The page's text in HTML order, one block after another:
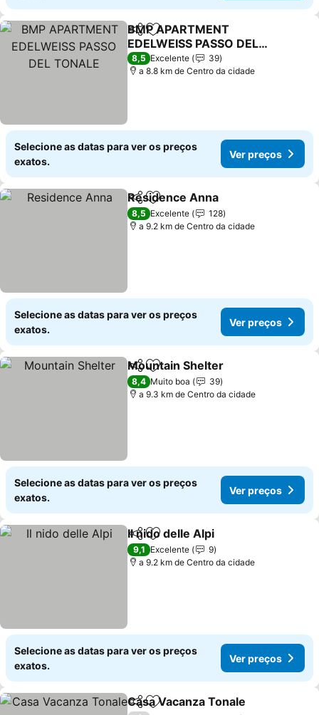
PartilharAdicionar aos favoritos
BMP APARTMENT
EDELWEISS PASSO DEL
TONALE
Ver preços
8,5 Excelente
39
a 8.8 km de Centro da cidade
Selecione as datas para ver os preços
exatos.
Ver preços
PartilharAdicionar aos favoritos
Residence Anna
8,5 Excelente
128
a 9.2 km de Centro da cidade
Selecione as datas para ver os preços
exatos.
Ver preços
PartilharAdicionar aos favoritos
Mountain Shelter
8,4 Muito boa
39
a 9.3 km de Centro da cidade
Selecione as datas para ver os preços
exatos.
Ver preços
PartilharAdicionar aos favoritos
Il nido delle Alpi
9,1 Excelente
9
a 9.2 km de Centro da cidade
Selecione as datas para ver os preços
exatos.
Ver preços
PartilharAdicionar aos favoritos
Casa Vacanza Tonale